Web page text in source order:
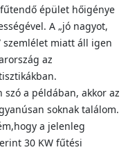
épület hőigénye
A „jó nagyot,
szemlélet miatt áll igen
az
szó a példában, akkor az
soknak találom.
a jelenleg
30 KW fűtési